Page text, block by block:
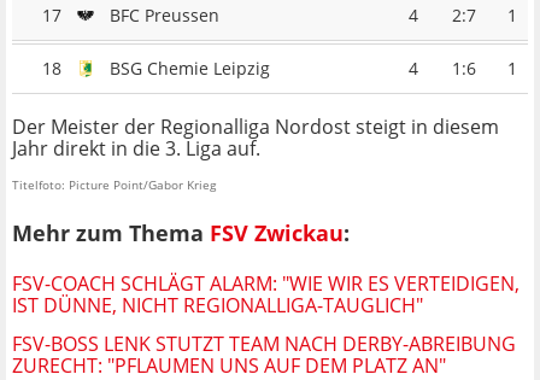
17 BFC Preussen 4 2:7 1
18 BSG Chemie Leipzig 4 1:6 1
Der Meister der Regionalliga Nordost steigt in diesem
Jahr direkt in die 3. Liga auf.
Titelfoto: Picture Point/Gabor Krieg
Mehr zum Thema FSV Zwickau:
FSV-COACH SCHLÄGT ALARM: "WIE WIR ES VERTEIDIGEN,
IST DÜNNE, NICHT REGIONALLIGA-TAUGLICH"
FSV-BOSS LENK STUTZT TEAM NACH DERBY-ABREIBUNG
ZURECHT: "PFLAUMEN UNS AUF DEM PLATZ AN"